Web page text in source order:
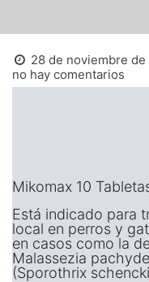
28 de noviembre de
no hay comentarios
Mikomax 10
Está indicado para
local en perros y
en casos como la
Malassezia
(Sporothrix